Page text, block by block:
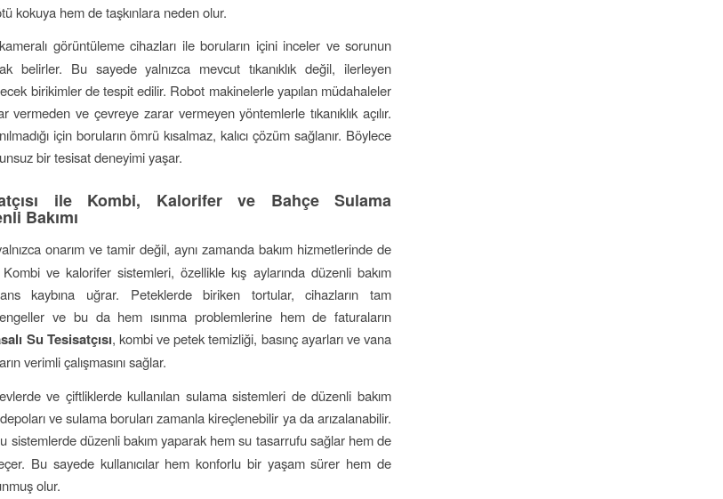
kokuya hem de taşkınlara neden olur.
görüntüleme cihazları ile boruların içini inceler ve sorunun
belirler. Bu sayede yalnızca mevcut tıkanıklık değil, ilerleyen
birikimler de tespit edilir. Robot makinelerle yapılan müdahaleler
ve çevreye zarar vermeyen yöntemlerle tıkanıklık açılır.
için boruların ömrü kısalmaz, kalıcı çözüm sağlanır. Böylece
bir tesisat deneyimi yaşar.
ile Kombi, Kalorifer ve Bahçe Sulama
Bakımı
onarım ve tamir değil, aynı zamanda bakım hizmetlerinde de
ve kalorifer sistemleri, özellikle kış aylarında düzenli bakım
kaybına uğrar. Peteklerde biriken tortular, cihazların tam
engeller ve bu da hem ısınma problemlerine hem de faturaların
Su Tesisatçısı, kombi ve petek temizliği, basınç ayarları ve vana
verimli çalışmasını sağlar.
ve çiftliklerde kullanılan sulama sistemleri de düzenli bakım
ve sulama boruları zamanla kireçlenebilir ya da arızalanabilir.
sistemlerde düzenli bakım yaparak hem su tasarrufu sağlar hem de
Bu sayede kullanıcılar hem konforlu bir yaşam sürer hem de
olur.